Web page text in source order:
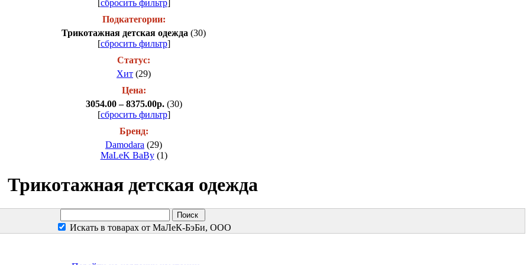
сбросить фильтр]
Подкатегории:
Трикотажная детская одежда (30)
[сбросить фильтр]
Статус:
Хит (29)
Цена:
3054.00 – 8375.00р. (30)
[сбросить фильтр]
Бренд:
Damodara (29)
MaLeK BaBy (1)
Трикотажная детская одежда
Искать в товарах от МаЛеК-БэБи, ООО